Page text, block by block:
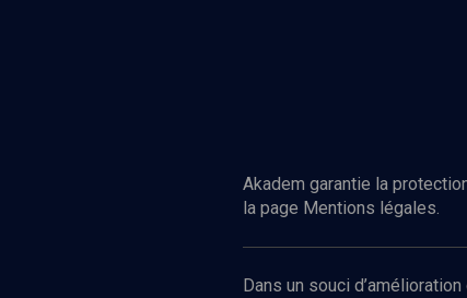
Akadem garantie la
la page Mentions légales.
Dans un souci